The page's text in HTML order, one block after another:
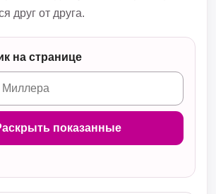
друг от друга.
на странице
показанные